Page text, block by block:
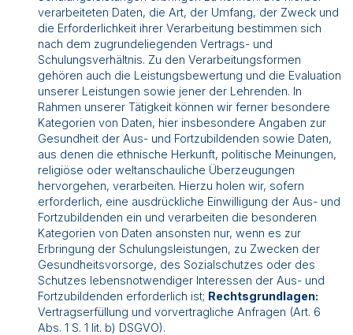
verarbeiteten Daten, die Art, der Umfang, der Zweck und
die Erforderlichkeit ihrer Verarbeitung bestimmen sich
nach dem zugrundeliegenden Vertrags- und
Schulungsverhältnis. Zu den Verarbeitungsformen
gehören auch die Leistungsbewertung und die Evaluation
unserer Leistungen sowie jener der Lehrenden. In
Rahmen unserer Tätigkeit können wir ferner besondere
Kategorien von Daten, hier insbesondere Angaben zur
Gesundheit der Aus- und Fortzubildenden sowie Daten,
aus denen die ethnische Herkunft, politische Meinungen,
religiöse oder weltanschauliche Überzeugungen
hervorgehen, verarbeiten. Hierzu holen wir, sofern
erforderlich, eine ausdrückliche Einwilligung der Aus- und
Fortzubildenden ein und verarbeiten die besonderen
Kategorien von Daten ansonsten nur, wenn es zur
Erbringung der Schulungsleistungen, zu Zwecken der
Gesundheitsvorsorge, des Sozialschutzes oder des
Schutzes lebensnotwendiger Interessen der Aus- und
Fortzubildenden erforderlich ist; Rechtsgrundlagen:
Vertragserfüllung und vorvertragliche Anfragen (Art. 6
Abs. 1 S. 1 lit. b) DSGVO).